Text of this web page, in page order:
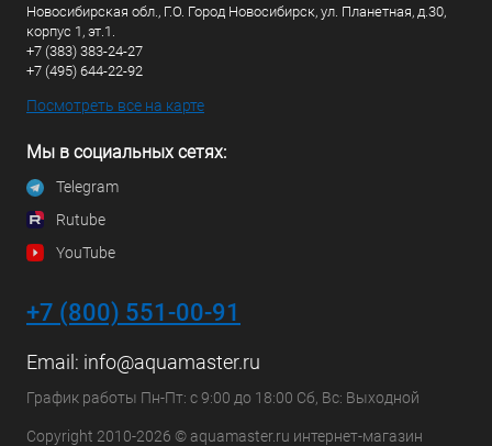
Новосибирская обл., Г.О. Город Новосибирск, ул. Планетная, д.30,
корпус 1, эт.1.
+7 (383) 383-24-27
+7 (495) 644-22-92
Посмотреть все на карте
Мы в социальных сетях:
Telegram
Rutube
YouTube
+7 (800) 551-00-91
Email: info@aquamaster.ru
График работы Пн-Пт: с 9:00 до 18:00 Сб, Вс: Выходной
Copyright 2010-2026 © aquamaster.ru интернет-магазин